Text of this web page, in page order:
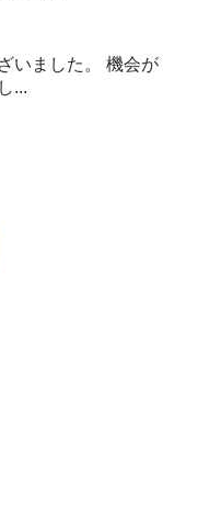
いました。 機会が
...